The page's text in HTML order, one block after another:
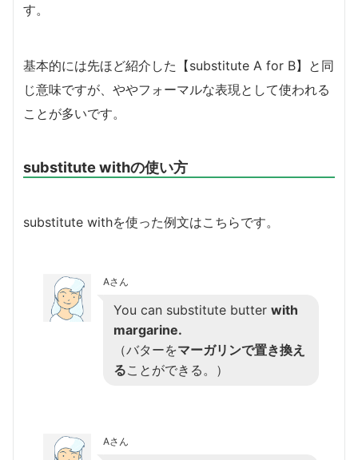
す。
基本的には先ほど紹介した【substitute A for B】と同
じ意味ですが、ややフォーマルな表現として使われる
ことが多いです。
substitute withの使い方
substitute withを使った例文はこちらです。
Aさん
You can substitute butter with
margarine.
（バターをマーガリンで置き換え
ることができる。）
Aさん